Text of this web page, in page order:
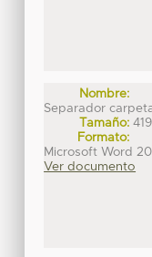
Nombre:
Separador
Tamaño:
Formato:
Microsoft Word
Ver documento